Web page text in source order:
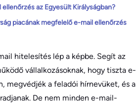
az Egyesült Királyságban?
piacának megfelelő e-mail ellenőrzés
hitelesítés lép a képbe. Segít az
vállalkozásoknak, hogy tiszta e-
megvédjék a feladói hírnevüket, és a
De nem minden e-mail-